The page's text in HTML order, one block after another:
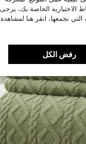
الاختيارية الخاصة بك، يرجى
نجمعها، انقر هنا لمشاهدة
رفض الكل